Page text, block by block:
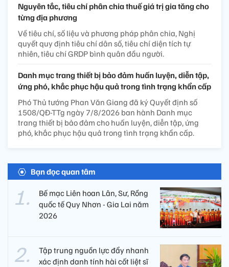
Nguyên tắc, tiêu chí phân chia thuế giá trị gia tăng cho
từng địa phương
Về tiêu chí, số liệu và phương pháp phân chia, Nghị
quyết quy định tiêu chí dân số, tiêu chí diện tích tự
nhiên, tiêu chí GRDP bình quân đầu người.
Danh mục trang thiết bị bảo đảm huấn luyện, diễn tập,
ứng phó, khắc phục hậu quả trong tình trạng khẩn cấp
Phó Thủ tướng Phan Văn Giang đã ký Quyết định số
1508/QĐ-TTg ngày 7/8/2026 ban hành Danh mục
trang thiết bị bảo đảm cho huấn luyện, diễn tập, ứng
phó, khắc phục hậu quả trong tình trạng khẩn cấp.
Bạn đọc quan tâm
Bế mạc Liên hoan Lân, Sư, Rồng
quốc tế Quy Nhơn - Gia Lai năm
2026
Tập trung nguồn lực đẩy nhanh
xác định danh tính hài cốt liệt sĩ